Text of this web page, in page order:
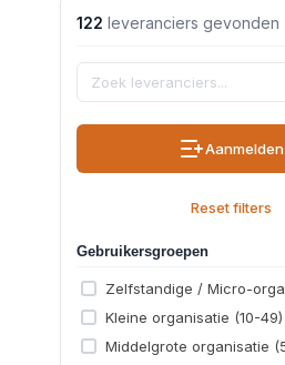
122 leveranciers gevonden
Aanmelden
Reset filters
Gebruikersgroepen
Zelfstandige / Micro-
Kleine organisatie (10-49)
Middelgrote organisatie